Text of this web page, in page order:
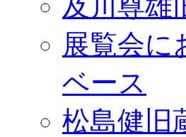
展覧会に
ベース
松島健旧